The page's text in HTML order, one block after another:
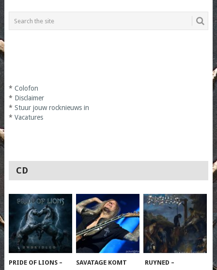
* Colofon
* Disclaimer
* Stuur jouw rocknieuws in
* Vacatures
CD
PRIDE OF LIONS –
SAVATAGE KOMT
RUYNED –